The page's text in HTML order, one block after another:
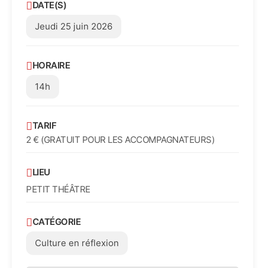
DATE(S)
Jeudi 25 juin 2026
HORAIRE
14h
TARIF
2 € (GRATUIT POUR LES ACCOMPAGNATEURS)
LIEU
PETIT THÉÂTRE
CATÉGORIE
Culture en réflexion